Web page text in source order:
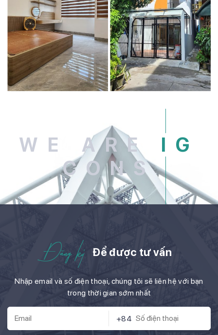
WE ARE IG
CONS
Đăng ký Để được tư vấn
Nhập email và số điện thoại, chúng tôi sẽ liên hệ với bạn
trong thời gian sớm nhất
+84